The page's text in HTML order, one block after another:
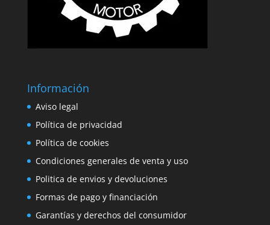
Información
Aviso legal
Política de privacidad
Política de cookies
Condiciones generales de venta y uso
Politica de envios y devoluciones
Formas de pago y financiación
Garantías y derechos del consumidor